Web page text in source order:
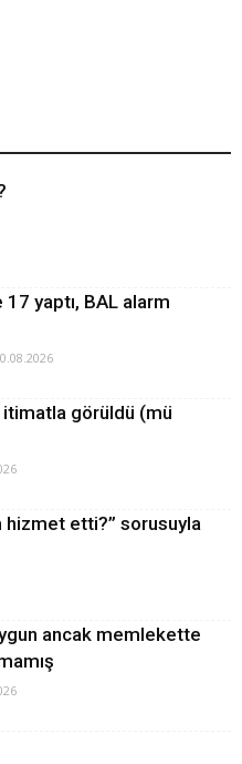
17 yaptı, BAL alarm
görüldü (mü
hizmet etti?” sorusuyla
ancak memlekette